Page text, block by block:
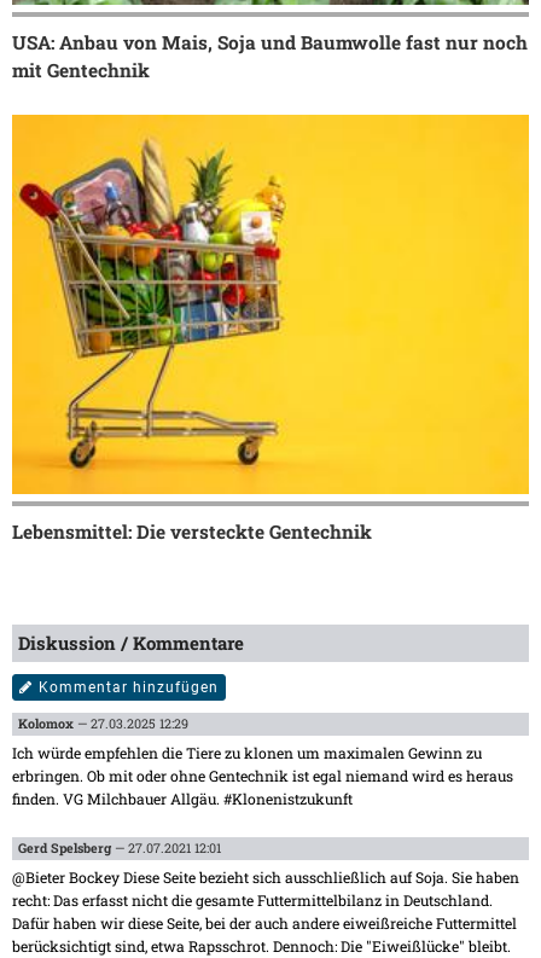
USA: Anbau von Mais, Soja und Baumwolle fast nur noch
mit Gentechnik
Lebensmittel: Die versteckte Gentechnik
Diskussion / Kommentare
Kommentar hinzufügen
Kolomox — 27.03.2025 12:29
Ich würde empfehlen die Tiere zu klonen um maximalen Gewinn zu
erbringen. Ob mit oder ohne Gentechnik ist egal niemand wird es heraus
finden. VG Milchbauer Allgäu. #Klonenistzukunft
Gerd Spelsberg — 27.07.2021 12:01
@Bieter Bockey Diese Seite bezieht sich ausschließlich auf Soja. Sie haben
recht: Das erfasst nicht die gesamte Futtermittelbilanz in Deutschland.
Dafür haben wir diese Seite, bei der auch andere eiweißreiche Futtermittel
berücksichtigt sind, etwa Rapsschrot. Dennoch: Die "Eiweißlücke" bleibt.